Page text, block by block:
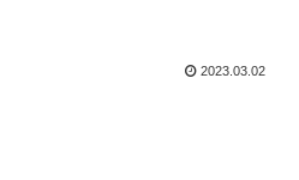
2023.03.02